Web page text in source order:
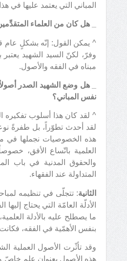
المباني التي يعتمد عليها في
هل كان من العلماء
^ يمكن القول: إنّه بشكلٍ عام
وفرّ، لكنّ السيد الشهيد
مبناه في الفقه والأصول.
هل وضع الشهيد الصدر أصولاً
نفس المباني؟
^ لقد كان هذا أسلوب تفكيره
لقد أحدث تطوّراً، بل طفرةً
هذه الخصوصيات نجملها في
العلمية باتّساع الأفق،
والحقوق المدنية في باب
المتداولة عند الفقهاء.
الثانية: تتجلّى في تنظيمه
الأدلّة العامّة التي يحتاج
ما يصطلح عليه بالأدلة
بنفس الأهمّية في الفقه،
وقد تأثّرت الأصول العملية
هذه الأصول بعنوان علم خاصّ